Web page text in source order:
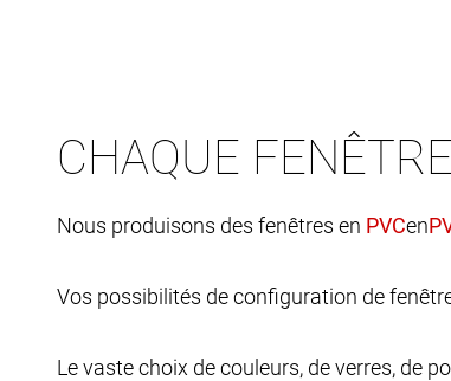
CHAQUE
Nous produisons des fenêtres en en
Vos possibilités de configuration de
Le vaste choix de couleurs, de verres, de